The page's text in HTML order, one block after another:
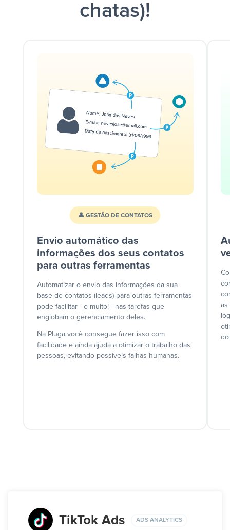
chatas)!
👤 GESTÃO DE CONTATOS
Envio automático das
informações dos seus contatos
para outras ferramentas
Automatizar o envio das informações da sua
base de contatos (leads) para outras ferramentas
pode facilitar - e muito! - nas tarefas que
englobam o gerenciamento deles.
Na Pluga você consegue fazer isso com
facilidade e ainda ajuda a otimizar o trabalho das
pessoas, evitando possíveis falhas humanas.
as
do
TikTok Ads ADS ANALYTICS